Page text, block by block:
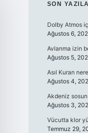
SON
Dolby Atmos
Ağustos 6,
Avlanma izin
Ağustos 5,
Asıl Kuran
Ağustos 4,
Akdeniz
Ağustos 3,
Vücutta klor
Temmuz 29,